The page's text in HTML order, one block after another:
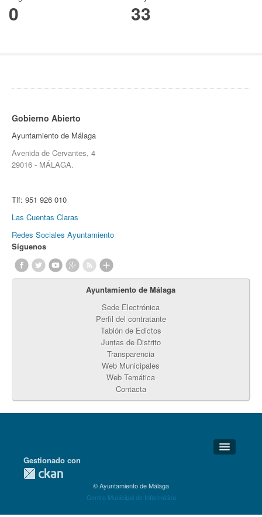
0 33
Gobierno Abierto
Ayuntamiento de Málaga
Avenida de Cervantes, 4
29016 - MÁLAGA.
Tlf: 951 926 010
Las Cuentas Claras
Redes Sociales Ayuntamiento
Síguenos
Ayuntamiento de Málaga
Sede Electrónica
Perfil del contratante
Tablón de Edictos
Juntas de Distrito
Transparencia
Web Municipales
Web Temática
Contacta
Detalles Técnicos
Gestionado con
© Ayuntamiento de Málaga
Centro Municipal de Informática